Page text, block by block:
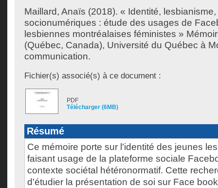
Maillard, Anaïs (2018). « Identité,
socionumériques : étude des usages de
lesbiennes montréalaises féministes »
(Québec, Canada), Université du Québec à
communication.
Fichier(s) associé(s) à ce document :
PDF
Télécharger (6MB)
Résumé
Ce mémoire porte sur l'identité des jeunes
faisant usage de la plateforme sociale
contexte sociétal hétéronormatif. Cette
d'étudier la présentation de soi sur Face